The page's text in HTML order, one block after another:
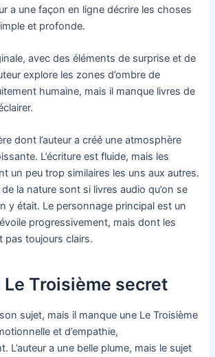
a une façon en ligne décrire les choses
et profonde.
avec des éléments de surprise et de
explore les zones d’ombre de
humaine, mais il manque livres de
dont l’auteur a créé une atmosphère
L’écriture est fluide, mais les
un peu trop similaires les uns aux autres.
la nature sont si livres audio qu’on se
y était. Le personnage principal est un
progressivement, mais dont les
pas toujours clairs.
Le Troisième secret
sujet, mais il manque une Le Troisième
et d’empathie,
L’auteur a une belle plume, mais le sujet